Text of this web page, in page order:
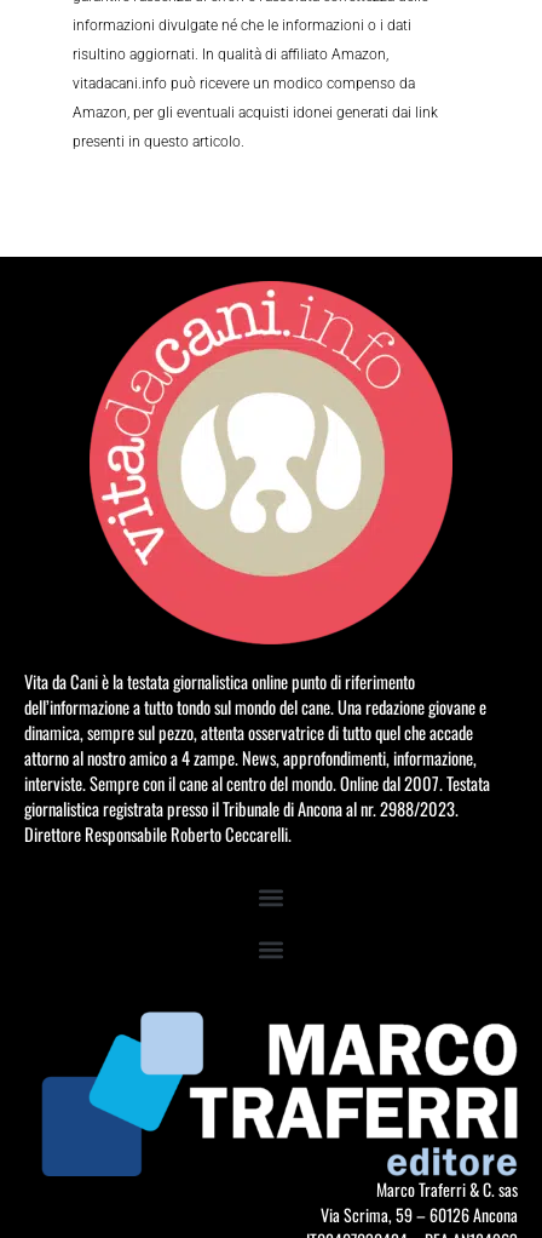
informazioni divulgate né che le informazioni o i dati
risultino aggiornati. In qualità di affiliato Amazon,
vitadacani.info può ricevere un modico compenso da
Amazon, per gli eventuali acquisti idonei generati dai link
presenti in questo articolo.
Vita da Cani è la testata giornalistica online punto di riferimento
dell’informazione a tutto tondo sul mondo del cane. Una redazione giovane e
dinamica, sempre sul pezzo, attenta osservatrice di tutto quel che accade
attorno al nostro amico a 4 zampe. News, approfondimenti, informazione,
interviste. Sempre con il cane al centro del mondo. Online dal 2007. Testata
giornalistica registrata presso il Tribunale di Ancona al nr. 2988/2023.
Direttore Responsabile Roberto Ceccarelli.
Marco Traferri & C. sas
Via Scrima, 59 – 60126 Ancona